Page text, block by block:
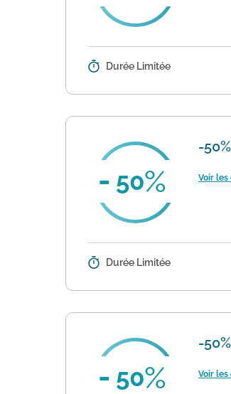
Détails : Cette offre vous
Durée Limitée
50
-
Voir
Détails : Gemo propose
Durée Limitée
50
-
Voir